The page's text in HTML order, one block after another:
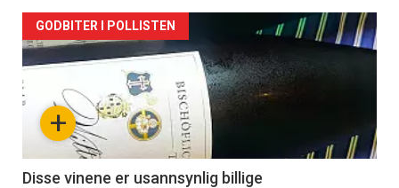
+
GODBITER I POLLISTEN
Disse vinene er usannsynlig billige